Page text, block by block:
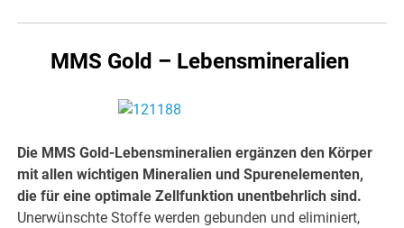
MMS Gold – Lebensmineralien
Die MMS Gold-Lebensmineralien ergänzen den Körper
mit allen wichtigen Mineralien und Spurenelementen,
die für eine optimale Zellfunktion unentbehrlich sind.
Unerwünschte Stoffe werden gebunden und eliminiert,